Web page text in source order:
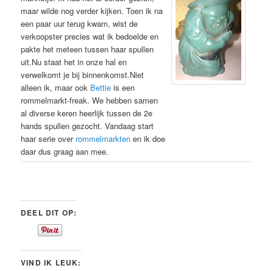
maar wilde nog verder kijken. Toen ik na
een paar uur terug kwam, wist de
verkoopster precies wat ik bedoelde en
pakte het meteen tussen haar spullen
uit.Nu staat het in onze hal en
verwelkomt je bij binnenkomst.Niet
alleen ik, maar ook Bettie is een
rommelmarkt-freak. We hebben samen
al diverse keren heerlijk tussen de 2e
hands spullen gezocht. Vandaag start
haar serie over rommelmarkten en ik doe
daar dus graag aan mee.
DEEL DIT OP:
VIND IK LEUK: